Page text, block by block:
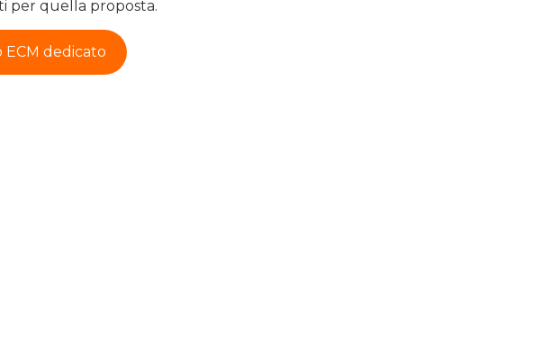
per quella proposta.
ECM dedicato